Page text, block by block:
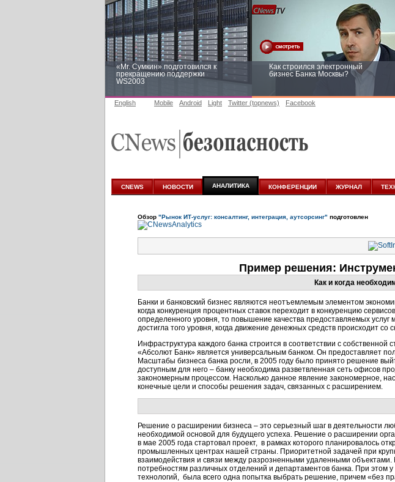
«Mr. Сумкин» подготовился к
прекращению поддержки
WS2003
Как строился электронный
бизнес Банка Москвы?
аналитике
English Mobile Android Light Twitter (topnews) Facebook
CNEWS НОВОСТИ АНАЛИТИКА КОНФЕРЕНЦИИ ЖУРНАЛ
Обзор "Рынок ИТ-услуг: консалтинг, интеграция, аутсорсинг" подготовлен
Пример решения:
Как и когда
Банки и банковский бизнес являются неотъемлемым элементом
когда конкуренция процентных ставок переходит в конкуренцию
определенного уровня, то повышение качества предоставляемых
достигла того уровня, когда движение денежных средств происходит
Инфраструктура каждого банка строится в соответствии с
«Абсолют Банк» является универсальным банком. Он предоставляет
Масштабы бизнеса банка росли, в 2005 году было принято решение
доступным для него – банку необходима разветвленная сеть офисов
закономерным процессом. Насколько данное явление закономерное,
конечные цели и способы решения задач, связанных с расширением.
Решение о расширении бизнеса – это серьезный шаг в деятельности
необходимой основой для будущего успеха. Решение о расширении
в мае 2005 года стартовал проект, в рамках которого планировалось
промышленных центрах нашей страны. Приоритетной задачей при
взаимодействия и связи между разрозненными удаленными
потребностям различных отделений и департаментов банка. При этом
технологий, была всего одна попытка выбрать решение, причем «без